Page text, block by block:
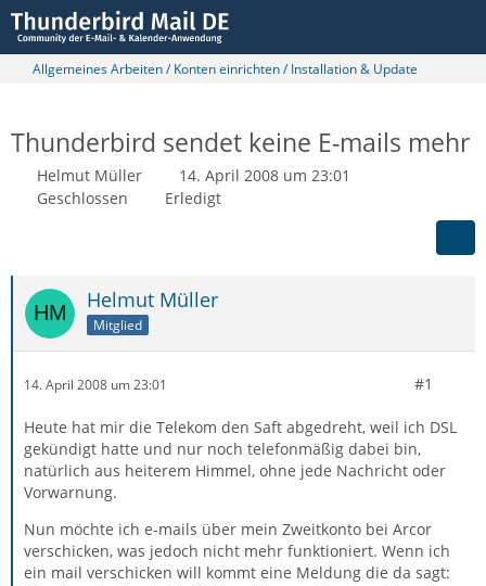
Allgemeines Arbeiten / Konten einrichten / Installation & Update
Thunderbird sendet keine E-mails mehr
Helmut Müller
14. April 2008 um 23:01
Geschlossen
Erledigt
Helmut Müller
Mitglied
14. April 2008 um 23:01 #1
Heute hat mir die Telekom den Saft abgedreht, weil ich DSL
gekündigt hatte und nur noch telefonmäßig dabei bin,
natürlich aus heiterem Himmel, ohne jede Nachricht oder
Vorwarnung.
Nun möchte ich e-mails über mein Zweitkonto bei Arcor
verschicken, was jedoch nicht mehr funktioniert. Wenn ich
ein mail verschicken will kommt eine Meldung die da sagt: